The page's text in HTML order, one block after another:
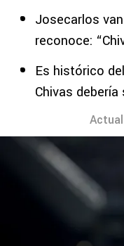
Josecarlos
reconoce:
Es histórico
Chivas